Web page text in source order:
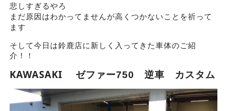
悲しすぎるやろ
まだ原因はわかってませんが高くつかないことを祈って
ます
そして今日は鈴鹿店に新しく入ってきた車体のご紹
介！！
KAWASAKI ゼファー750 逆車 カスタム